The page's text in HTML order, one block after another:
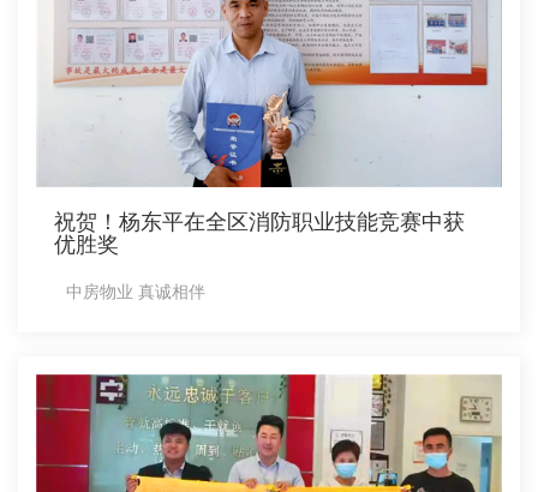
祝贺！杨东平在全区消防职业技能竞赛中获
优胜奖
中房物业 真诚相伴